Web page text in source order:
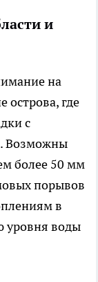
и
на
острова, где
с
Возможны
более 50 мм
порывов
в
уровня воды